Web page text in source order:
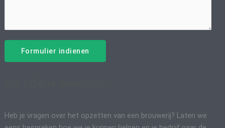
Formulier indienen
Heb je vragen over het opzetten van een brouwerij? Laten we